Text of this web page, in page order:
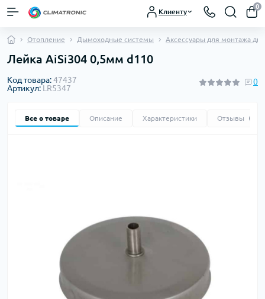
Клиенту
0
Отопление Дымоходные системы Аксессуары для монтажа
Лейка AiSi304 0,5мм d110
Код товара:47437
Артикул: LR5347
0
Все о товаре Описание Характеристики Отзывы